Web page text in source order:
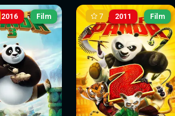
2016 Film 2011
7 Film